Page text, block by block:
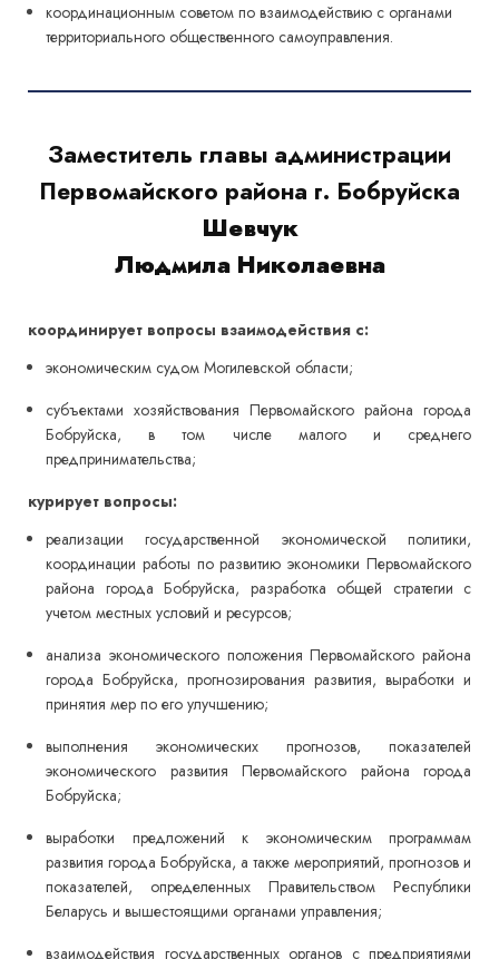
координационным советом по взаимодействию с органами
территориального общественного самоуправления.
Заместитель главы администрации
Первомайского района г. Бобруйска
Шевчук
Людмила Николаевна
координирует вопросы взаимодействия с:
экономическим судом Могилевской области;
субъектами хозяйствования Первомайского района города
Бобруйска, в том числе малого и среднего
предпринимательства;
курирует вопросы:
реализации государственной экономической политики,
координации работы по развитию экономики Первомайского
района города Бобруйска, разработка общей стратегии с
учетом местных условий и ресурсов;
анализа экономического положения Первомайского района
города Бобруйска, прогнозирования развития, выработки и
принятия мер по его улучшению;
выполнения экономических прогнозов, показателей
экономического развития Первомайского района города
Бобруйска;
выработки предложений к экономическим программам
развития города Бобруйска, а также мероприятий, прогнозов и
показателей, определенных Правительством Республики
Беларусь и вышестоящими органами управления;
взаимодействия государственных органов с предприятиями